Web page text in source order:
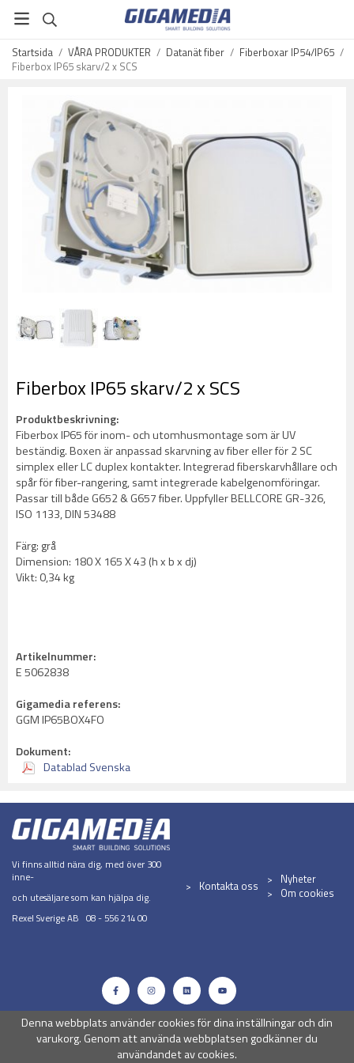
Startsida / VÅRA PRODUKTER / Datanät fiber / Fiberboxar IP54/IP65 /
Fiberbox IP65 skarv/2 x SCS
Fiberbox IP65 skarv/2 x SCS
Produktbeskrivning:
Fiberbox IP65 för inom- och utomhusmontage som är UV
beständig. Boxen är anpassad skarvning av fiber eller för 2 SC
simplex eller LC duplex kontakter. Integrerad fiberskarvhållare och
spår för fiber-rangering, samt integrerade kabelgenomföringar.
Passar till både G652 & G657 fiber. Uppfyller BELLCORE GR-326,
ISO 1133, DIN 53488
Färg: grå
Dimension: 180 X 165 X 43 (h x b x dj)
Vikt: 0,34 kg
Artikelnummer:
E 5062838
Gigamedia referens:
GGM IP65BOX4FO
Dokument:
Datablad Svenska
Vi finns alltid nära dig, med över 300
inne-
och utesäljare som kan hjälpa dig.
Rexel Sverige AB 08 - 556 214 00
Kontakta oss
Nyheter
Om cookies
Denna webbplats använder cookies för dina inställningar och din
varukorg. Genom att använda webbplatsen godkänner du
användandet av cookies.